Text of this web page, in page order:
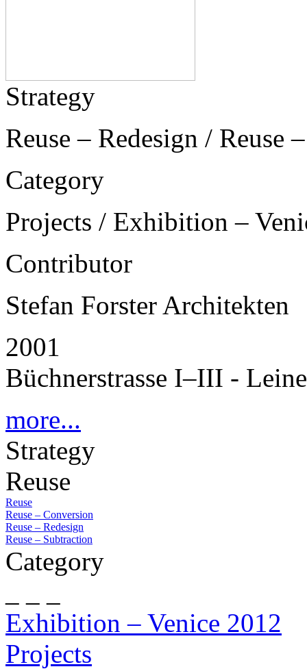
Strategy
Reuse – Redesign / Reuse
Category
Projects / Exhibition –
Contributor
Stefan Forster Architekten
2001
Büchnerstrasse I–III -
more...
Strategy
Reuse
Reuse
Reuse – Conversion
Reuse – Redesign
Reuse – Subtraction
Category
Exhibition – Venice 2012
Projects